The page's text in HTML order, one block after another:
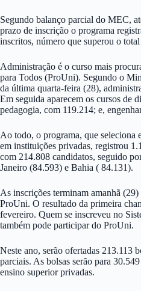
Segundo balanço parcial do MEC,
prazo de inscrição o programa
inscritos, número que superou o
Administração é o curso mais
para Todos (ProUni). Segundo o
da última quarta-feira (28),
Em seguida aparecem os cursos de
pedagogia, com 119.214; e,
Ao todo, o programa, que seleciona
em instituições privadas, registrou
com 214.808 candidatos, seguido
Janeiro (84.593) e Bahia ( 84.131).
As inscrições terminam amanhã
ProUni. O resultado da primeira
fevereiro. Quem se inscreveu no
também pode participar do ProUni.
Neste ano, serão ofertadas 213.113
parciais. As bolsas serão para
ensino superior privadas.